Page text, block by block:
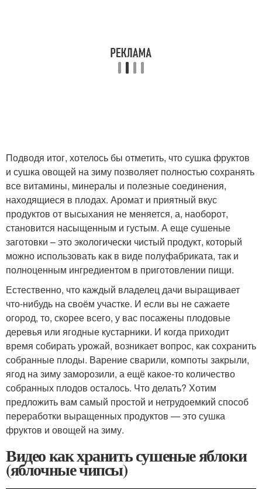
Подводя итог, хотелось бы отметить, что сушка фруктов
и сушка овощей на зиму позволяет полностью сохранять
все витамины, минералы и полезные соединения,
находящиеся в плодах. Аромат и приятный вкус
продуктов от высыхания не меняется, а, наоборот,
становится насыщенным и густым. А еще сушеные
заготовки – это экологически чистый продукт, который
можно использовать как в виде полуфабриката, так и
полноценным ингредиентом в приготовлении пищи.
Естественно, что каждый владелец дачи выращивает
что-нибудь на своём участке. И если вы не сажаете
огород, то, скорее всего, у вас посажены плодовые
деревья или ягодные кустарники. И когда приходит
время собирать урожай, возникает вопрос, как сохранить
собранные плоды. Варение сварили, компоты закрыли,
ягод на зиму заморозили, а ещё какое-то количество
собранных плодов осталось. Что делать? Хотим
предложить вам самый простой и нетрудоемкий способ
переработки выращенных продуктов — это сушка
фруктов и овощей на зиму.
Видео как хранить сушеные яблоки
(яблочные чипсы)